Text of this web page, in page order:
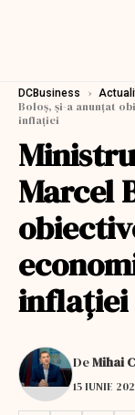
DCBusiness ›
Boloş, şi-a anunţat
inflaţiei
Marcel
inflaţiei
DeMihai
15 IUNIE